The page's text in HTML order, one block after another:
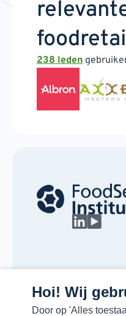
Hoi! Wij
Door op 'Alles
238 leden